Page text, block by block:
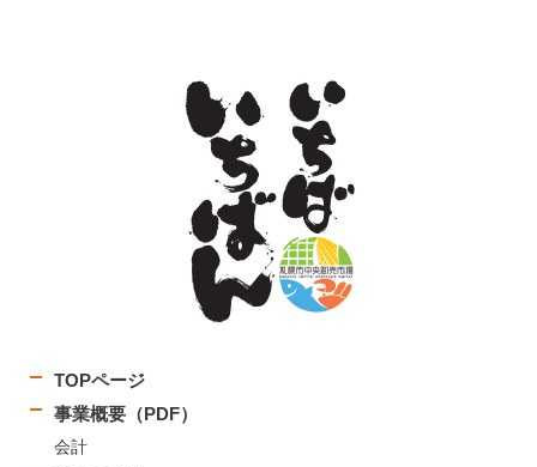
TOPページ
事業概要（PDF）
会計